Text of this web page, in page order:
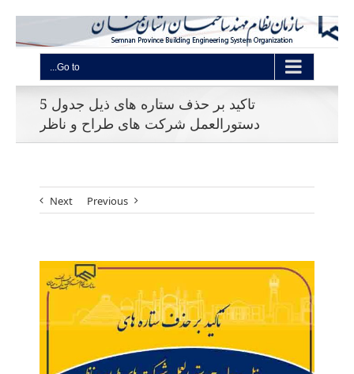
Go to...
تاکید بر حذف ستاره های ذیل جدول 5
دستورالعمل شرکت های طراح و ناظر
Previous
Next
View
Larger
Image